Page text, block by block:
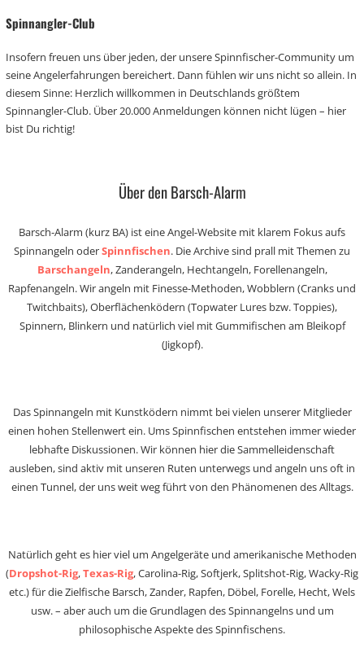
Spinnangler-Club
Insofern freuen uns über jeden, der unsere Spinnfischer-Community um
seine Angelerfahrungen bereichert. Dann fühlen wir uns nicht so allein. In
diesem Sinne: Herzlich willkommen in Deutschlands größtem
Spinnangler-Club. Über 20.000 Anmeldungen können nicht lügen – hier
bist Du richtig!
Über den Barsch-Alarm
Barsch-Alarm (kurz BA) ist eine Angel-Website mit klarem Fokus aufs
Spinnangeln oderSpinnfischen. Die Archive sind prall mit Themen zu
Barschangeln, Zanderangeln, Hechtangeln, Forellenangeln,
Rapfenangeln. Wir angeln mit Finesse-Methoden, Wobblern (Cranks und
Twitchbaits), Oberflächenködern (Topwater Lures bzw. Toppies),
Spinnern, Blinkern und natürlich viel mit Gummifischen am Bleikopf
(Jigkopf).
Das Spinnangeln mit Kunstködern nimmt bei vielen unserer Mitglieder
einen hohen Stellenwert ein. Ums Spinnfischen entstehen immer wieder
lebhafte Diskussionen. Wir können hier die Sammelleidenschaft
ausleben, sind aktiv mit unseren Ruten unterwegs und angeln uns oft in
einen Tunnel, der uns weit weg führt von den Phänomenen des Alltags.
Natürlich geht es hier viel um Angelgeräte und amerikanische Methoden
(Dropshot-Rig,Texas-Rig, Carolina-Rig, Softjerk, Splitshot-Rig, Wacky-Rig
etc.) für die Zielfische Barsch, Zander, Rapfen, Döbel, Forelle, Hecht, Wels
usw. – aber auch um die Grundlagen des Spinnangelns und um
philosophische Aspekte des Spinnfischens.